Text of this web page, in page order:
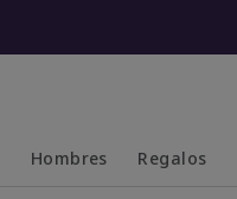
Hombres Regalos